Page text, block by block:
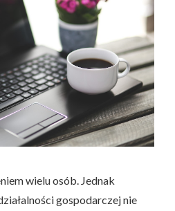
wielu osób. Jednak
gospodarczej nie